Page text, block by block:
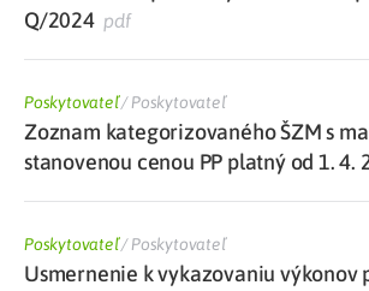
Q/2024pdf
Poskytovateľ/Poskytovateľ
Zoznam kategorizovaného ŠZM s
stanovenou cenou PP platný od 1. 4.
Poskytovateľ/Poskytovateľ
Usmernenie k vykazovaniu výkonov